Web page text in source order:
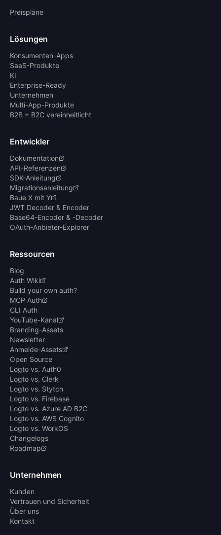
Preispläne
Lösungen
Konsumenten-Apps
SaaS-Produkte
KI
Enterprise-Ready
Unternehmen
Multi-App-Produkte
B2B + B2C vereinheitlicht
Entwickler
Dokumentation
API-Referenzen
SDK-Anleitung
Migrationsanleitung
Baue X mit Y
JWT Decoder & Encoder
Base64-Encoder & -Decoder
OAuth-Anbieter-Explorer
Ressourcen
Blog
Auth Wiki
Build your own auth?
MCP Auth
CLI Auth
YouTube-Kanal
Branding-Assets
Newsletter
Anmelde-Assets
Open Source
Logto vs. Auth0
Logto vs. Clerk
Logto vs. Stytch
Logto vs. Firebase
Logto vs. Azure AD B2C
Logto vs. AWS Cognito
Logto vs. WorkOS
Changelogs
Roadmap
Unternehmen
Kunden
Vertrauen und Sicherheit
Über uns
Kontakt